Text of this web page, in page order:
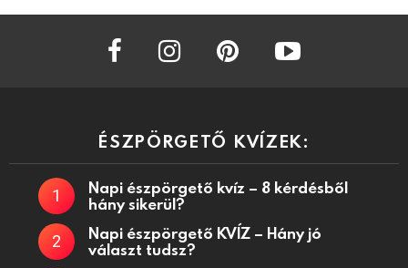
facebook instagram
ÉSZPÖRGETŐ KVÍZEK:
Napi észpörgető kvíz – 8 kérdésből
hány sikerül?
Napi észpörgető KVÍZ – Hány jó
választ tudsz?